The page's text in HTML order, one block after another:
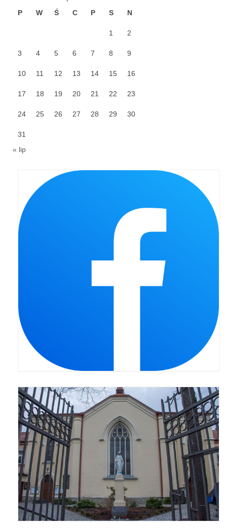
Pierwsza Komunia Święta – Grupa 1
GODZINA ŚWIĘTA W ŚWIĘTO
MIŁOSIERDZIA BOŻEGO
Triduum St. Kostka 2019
Imieniny Ks Kanonika
Wigilia Paschalna 2019
Wielki Piątek 2019
Wielki Czwartek 2019
Droga Krzyżowa w parafii św. Jakuba
Apostoła w Częstochowie 2019
Imieniny Ks. Proboszcza 2019
Narodowy Dzień Pamięci “Żołnierzy
Wyklętych” 2019
P
W Ś C P S N
1 2
3 4 5 6 7 8 9
10 11 12 13 14 15 16
17 18 19 20 21 22 23
24 25 26 27 28 29 30
31
« lip